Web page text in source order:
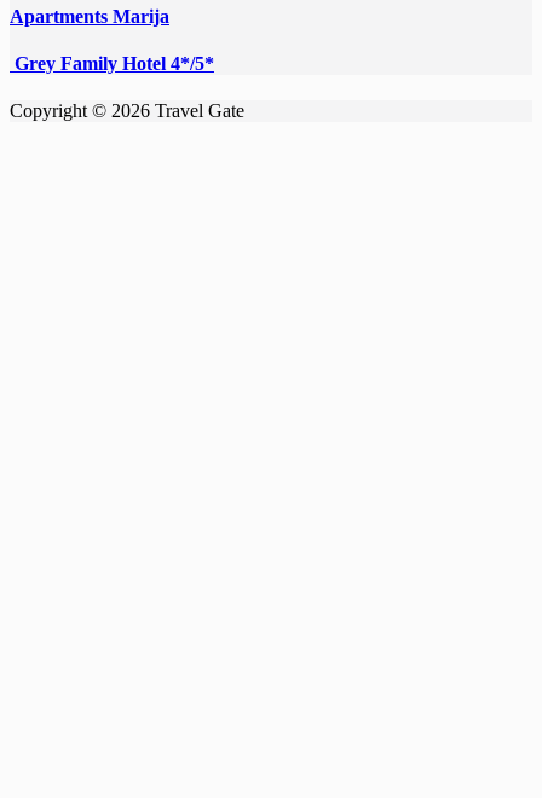
Apartments Marija
Grey Family Hotel 4*/5*
Copyright © 2026 Travel Gate